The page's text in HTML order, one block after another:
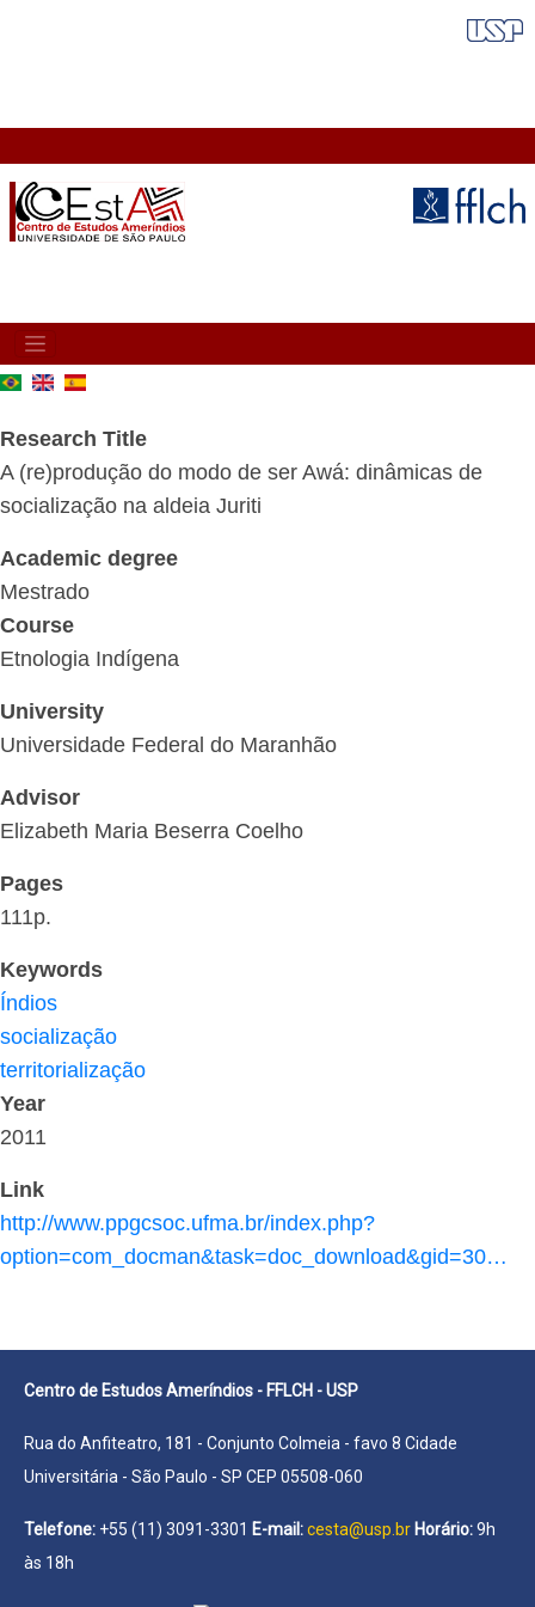
MAIN
NAVIGATION
Research Title
A (re)produção do modo de ser Awá: dinâmicas de
socialização na aldeia Juriti
Academic degree
Mestrado
Course
Etnologia Indígena
University
Universidade Federal do Maranhão
Advisor
Elizabeth Maria Beserra Coelho
Pages
111p.
Keywords
Índios
socialização
territorialização
Year
2011
Link
http://www.ppgcsoc.ufma.br/index.php?
option=com_docman&task=doc_download&gid=30…
Centro de Estudos Ameríndios - FFLCH - USP
Rua do Anfiteatro, 181 - Conjunto Colmeia - favo 8 Cidade
Universitária - São Paulo - SP CEP 05508-060
Telefone: +55 (11) 3091-3301 E-mail:cesta@usp.br Horário:9h
às 18h